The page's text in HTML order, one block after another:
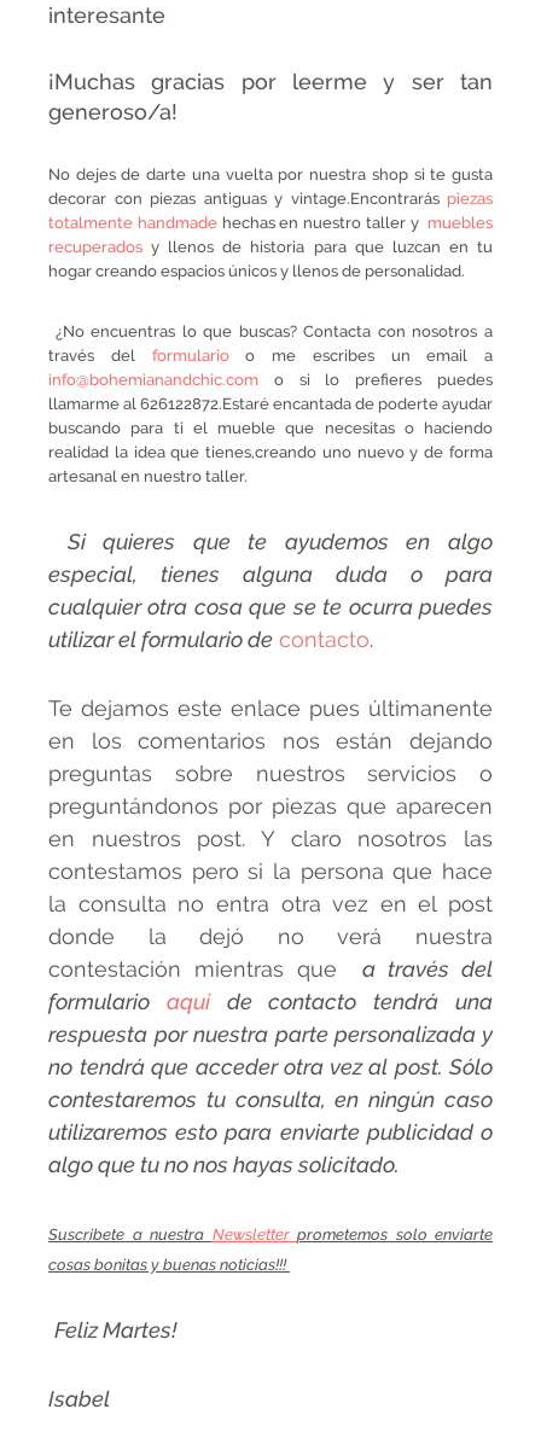
interesante
¡Muchas gracias por leerme y ser tan
generoso/a!
No dejes de darte una vuelta por nuestra shop si te gusta
decorar con piezas antiguas y vintage.Encontrarás piezas
totalmente handmade hechas en nuestro taller y muebles
recuperados y llenos de historia para que luzcan en tu
hogar creando espacios únicos y llenos de personalidad.
¿No encuentras lo que buscas? Contacta con nosotros a
través del formularioo me escribes un email a
info@bohemianandchic.com o si lo prefieres puedes
llamarme al 626122872.Estaré encantada de poderte ayudar
buscando para ti el mueble que necesitas o haciendo
realidad la idea que tienes,creando uno nuevo y de forma
artesanal en nuestro taller.
Si quieres que te ayudemos en algo
especial, tienes alguna duda o para
cualquier otra cosa que se te ocurra puedes
utilizar el formulario de contacto.
Te dejamos este enlace pues últimanente
en los comentarios nos están dejando
preguntas sobre nuestros servicios o
preguntándonos por piezas que aparecen
en nuestros post. Y claro nosotros las
contestamos pero si la persona que hace
la consulta no entra otra vez en el post
donde la dejó no verá nuestra
contestación mientras que
a través del
formulario aquíde contacto tendrá una
respuesta por nuestra parte personalizada y
no tendrá que acceder otra vez al post. Sólo
contestaremos tu consulta, en ningún caso
utilizaremos esto para enviarte publicidad o
algo que tu no nos hayas solicitado.
Suscribete a nuestra Newsletter prometemos solo enviarte
cosas bonitas y buenas noticias!!!
Feliz Martes!
Isabel